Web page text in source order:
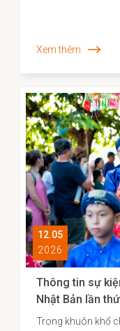
Xem thêm
12.05
2026
Thông tin sự
Nhật Bản lần
Trong khuôn khổ